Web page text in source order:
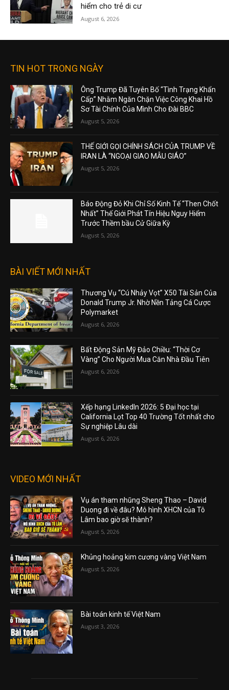
hiểm cho trẻ di cư
August 6, 2026
TIN HOT TRONG NGÀY
Ông Trump Đã Tuyên Bố “Tình Trạng Khẩn
Cấp” Nhằm Ngăn Chặn Việc Công Khai Hồ
Sơ Tài Chính Của Mình Cho Đài BBC
August 5, 2026
THẾ GIỚI GỌI CHÍNH SÁCH CỦA TRUMP VỀ
IRAN LÀ “NGOẠI GIAO MẪU GIÁO”
August 5, 2026
Báo Động Đỏ Khi Chỉ Số Kinh Tế “Then Chốt
Nhất” Thế Giới Phát Tín Hiệu Nguy Hiểm
Trước Thềm bầu Cử Giữa Kỳ
August 5, 2026
BÀI VIẾT MỚI NHẤT
Thương Vụ “Cú Nhảy Vọt” X50 Tài Sản Của
Donald Trump Jr. Nhờ Nền Tảng Cá Cược
Polymarket
August 6, 2026
Bất Động Sản Mỹ Đảo Chiều: “Thời Cơ
Vàng” Cho Người Mua Căn Nhà Đầu Tiên
August 6, 2026
Xếp hạng LinkedIn 2026: 5 Đại học tại
California Lọt Top 40 Trường Tốt nhất cho
Sự nghiệp Lâu dài
August 6, 2026
VIDEO MỚI NHẤT
Vụ án tham nhũng Sheng Thao – David
Duong đi về đâu? Mô hình XHCN của Tô
Lâm bao giờ sẽ thành?
August 5, 2026
Khủng hoảng kim cương vàng Việt Nam
August 5, 2026
Bài toán kinh tế Việt Nam
August 3, 2026